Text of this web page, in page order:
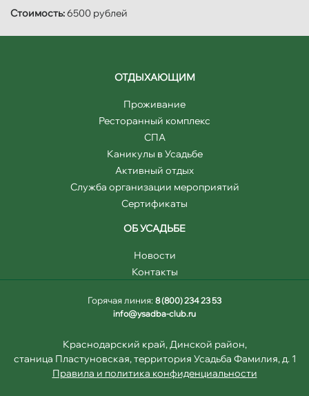
Стоимость:6500 рублей
ОТДЫХАЮЩИМ
Проживание
Ресторанный комплекс
СПА
Каникулы в Усадьбе
Активный отдых
Служба организации мероприятий
Сертификаты
ОБ УСАДЬБЕ
Новости
Контакты
Горячая линия: 8 (800) 234 23 53
info@ysadba-club.ru
Краснодарский край, Динской район,
станица Пластуновская, территория Усадьба Фамилия, д. 1
Правила и политика конфиденциальности